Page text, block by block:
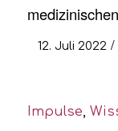
12. Juli 2022 /
Impulse,